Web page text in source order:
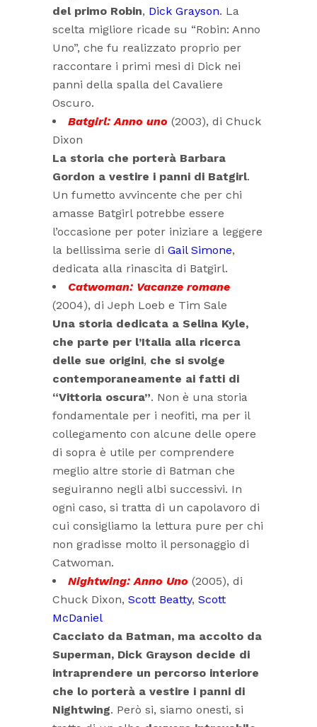
del primo Robin, Dick Grayson. La
scelta migliore ricade su “Robin: Anno
Uno”, che fu realizzato proprio per
raccontare i primi mesi di Dick nei
panni della spalla del Cavaliere
Oscuro.
Batgirl: Anno uno (2003), di Chuck
Dixon
La storia che porterà Barbara
Gordon a vestire i panni di Batgirl.
Un fumetto avvincente che per chi
amasse Batgirl potrebbe essere
l’occasione per poter iniziare a leggere
la bellissima serie di Gail Simone,
dedicata alla rinascita di Batgirl.
Catwoman: Vacanze romane
(2004), di Jeph Loeb e Tim Sale
Una storia dedicata a Selina Kyle,
che parte per l’Italia alla ricerca
delle sue origini, che si svolge
contemporaneamente ai fatti di
“Vittoria oscura”. Non è una storia
fondamentale per i neofiti, ma per il
collegamento con alcune delle opere
di sopra è utile per comprendere
meglio altre storie di Batman che
seguiranno negli albi successivi. In
ogni caso, si tratta di un capolavoro di
cui consigliamo la lettura pure per chi
non gradisse molto il personaggio di
Catwoman.
Nightwing: Anno Uno (2005), di
Chuck Dixon, Scott Beatty, Scott
McDaniel
Cacciato da Batman, ma accolto da
Superman, Dick Grayson decide di
intraprendere un percorso interiore
che lo porterà a vestire i panni di
Nightwing. Però si, siamo onesti, si